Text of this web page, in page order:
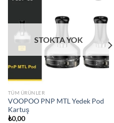
STOKTA YOK
TÜM ÜRÜNLER
VOOPOO PNP MTL Yedek Pod
Kartuş
₺0,00